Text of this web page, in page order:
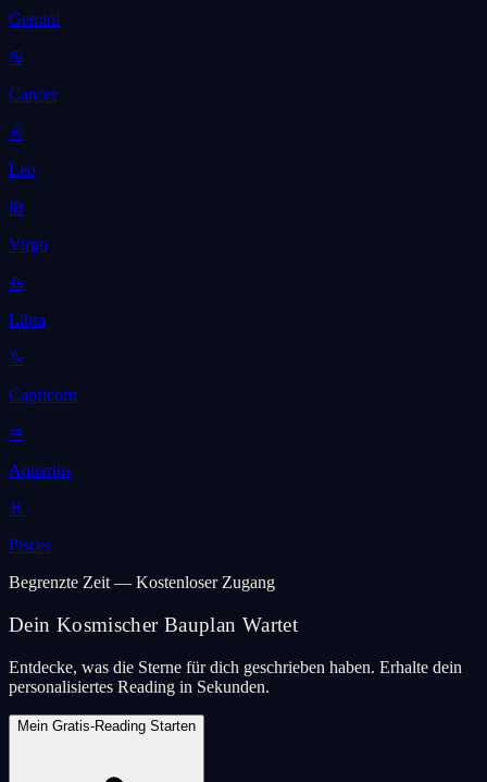
Gemini
♋
Cancer
♌
Leo
♍
Virgo
♎
Libra
♑
Capricorn
♒
Aquarius
♓
Pisces
Begrenzte Zeit — Kostenloser Zugang
Dein Kosmischer Bauplan Wartet
Entdecke, was die Sterne für dich geschrieben haben. Erhalte dein
personalisiertes Reading in Sekunden.
Mein Gratis-Reading Starten